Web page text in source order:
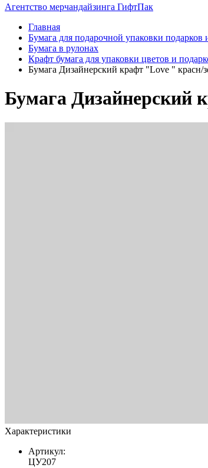
Агентство мерчандайзинга ГифтПак
Главная
Бумага для подарочной упаковки подарков
Бумага в рулонах
Крафт бумага для упаковки цветов и
Бумага Дизайнерский крафт "Love " красн/
Бумага Дизайнерский
Характеристики
Артикул:
ЦУ207